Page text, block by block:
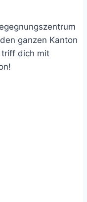
ganzen Kanton
triff dich mit